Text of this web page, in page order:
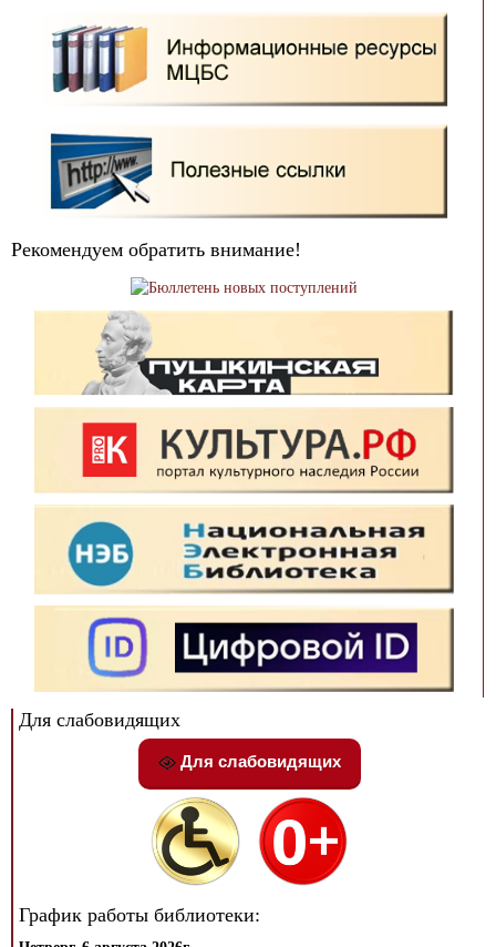
Рекомендуем обратить внимание!
Для слабовидящих
Для слабовидящих
График работы библиотеки: